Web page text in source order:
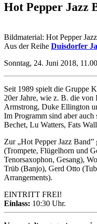
Hot Pepper Jazz
Bildmaterial: Hot Pepper
Aus der Reihe Duisdorfer
Sonntag, 24. Juni 2018,
Seit 1989 spielt die Gruppe
20er Jahre, wie z. B. die
Armstrong, Duke Ellington
Im Programm sind aber
Bechet, Lu Watters, Fats
Zur „Hot Pepper Jazz
(Trompete, Flügelhorn und
Tenorsaxophon, Gesang),
Trüb (Banjo), Gerd Otto
Arrangements).
EINTRITT FREI!
Einlass: 10:30 Uhr.